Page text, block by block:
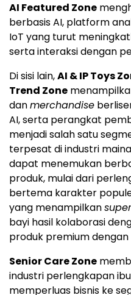
AI Featured Zone
berbasis AI, platform
IoT yang turut
serta interaksi dengan
Di sisi lain,AI & IP Toys
Trend Zone
danmerchandise
AI, serta perangkat
menjadi salah satu
terpesat di industri
dapat menemukan
produk, mulai dari
bertema karakter
yang menampilkan
bayi hasil kolaborasi
produk premium
Senior Care Zone
industri perlengkapan
memperluas bisnis ke